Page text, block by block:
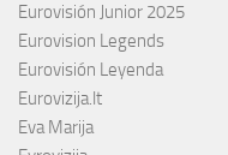
Eurovisión Junior 2025
Eurovision Legends
Eurovisión Leyenda
Eurovizija.lt
Eva Marija